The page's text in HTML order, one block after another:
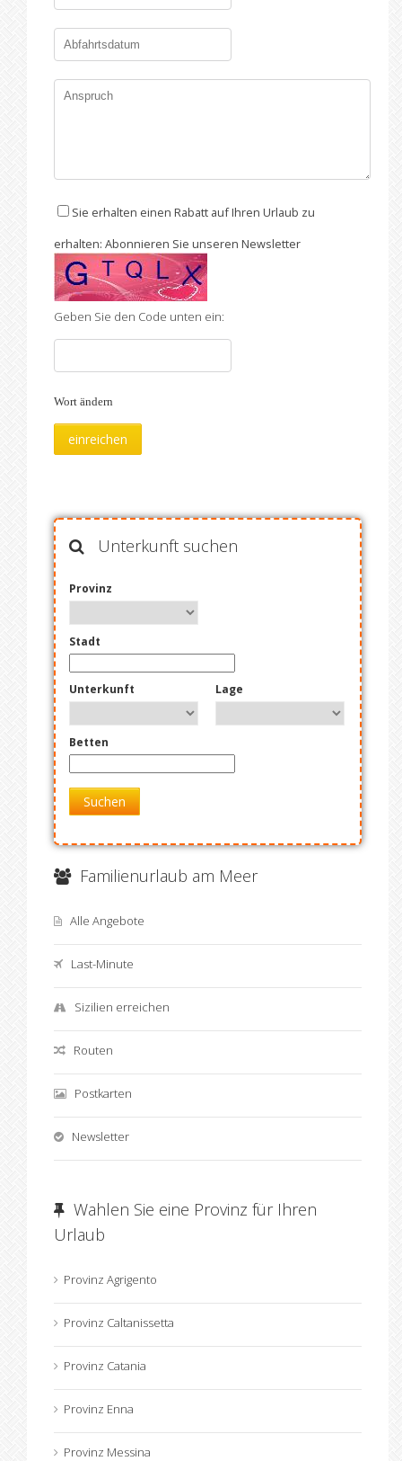
Sie erhalten einen Rabatt auf Ihren Urlaub zu
erhalten: Abonnieren Sie unseren Newsletter
Geben Sie den Code unten ein:
Wort ändern
Unterkunft suchen
Provinz
Stadt
Unterkunft Lage
Betten
Suchen
Familienurlaub am Meer
Alle Angebote
Last-Minute
Sizilien erreichen
Routen
Postkarten
Newsletter
Wahlen Sie eine Provinz für Ihren
Urlaub
Provinz Agrigento
Provinz Caltanissetta
Provinz Catania
Provinz Enna
Provinz Messina